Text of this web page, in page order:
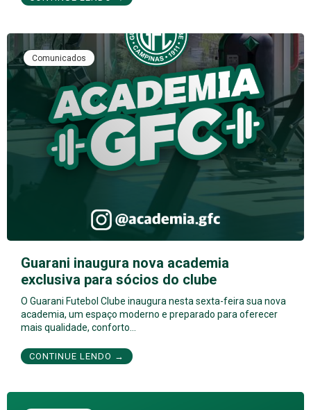
Comunicados
Guarani inaugura nova academia
exclusiva para sócios do clube
O Guarani Futebol Clube inaugura nesta sexta-feira sua nova
academia, um espaço moderno e preparado para oferecer
mais qualidade, conforto…
CONTINUE LENDO →